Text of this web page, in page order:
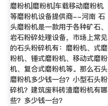
磨粉机|磨粉机|车载移动磨粉机
等磨粉机设备提供商--河南 石
头磨粉机是一款用于各种矿石、
岩石粉碎处理设备，市场上常见
的石头粉碎机有：磨粉机、式磨
粉机、锤式磨粉机、移动式磨粉
机、复合式磨粉机等。那么石头
磨粉机多少钱一台？小型石头粉
碎机？建筑废料砖渣磨粉机有哪
些？多少钱一台？